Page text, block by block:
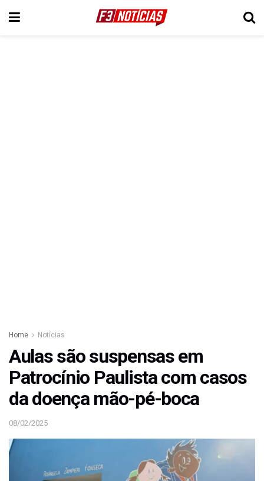
Home Notícias
Aulas são suspensas em
Patrocínio Paulista com casos
da doença mão-pé-boca
08/02/2025